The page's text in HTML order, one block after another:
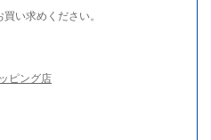
い求めください。
ピング店